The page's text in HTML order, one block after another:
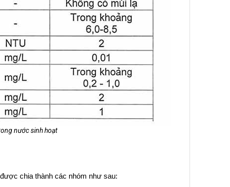
nước sinh hoạt
chia thành các nhóm như sau: